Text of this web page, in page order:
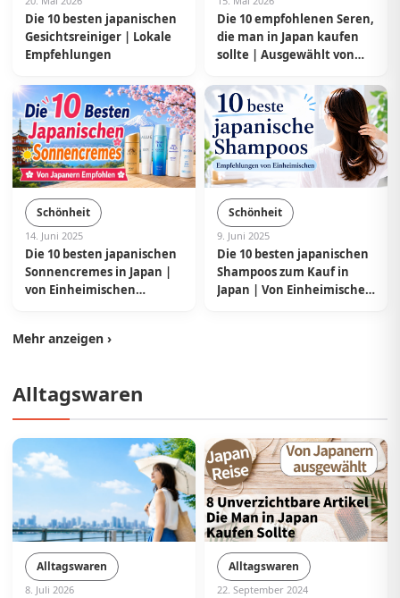
Die 10 besten japanischen
Gesichtsreiniger | Lokale
Empfehlungen
Die 10 empfohlenen Seren,
die man in Japan kaufen
sollte | Ausgewählt von
Schönheit
14. Juni 2025
Die 10 besten japanischen
Sonnencremes in Japan |
von Einheimischen
Schönheit
9. Juni 2025
Die 10 besten japanischen
Shampoos zum Kauf in
Japan | Von Einheimischen
Mehr anzeigen ›
Alltagswaren
Alltagswaren
8. Juli 2026
Alltagswaren
22. September 2024